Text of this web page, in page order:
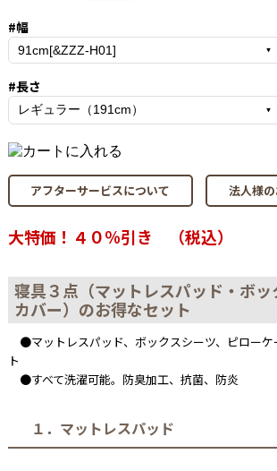
#幅
#長さ
アフターサービスについて 法人様
大特価！４０％引き （税込）
寝具３点（マットレスパッド・ボ
カバー）のお得なセット
●マットレスパッド、ボックスシーツ、ピローケ
ト
●すべて洗濯可能。防臭加工、抗菌、防炎
１．マットレスパッド